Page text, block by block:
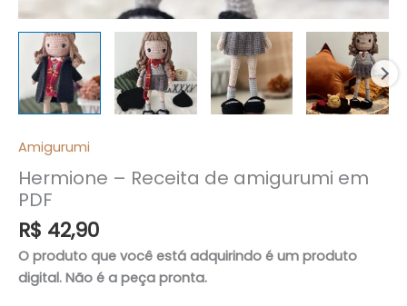
Amigurumi
Hermione – Receita de amigurumi em
PDF
R$ 42,90
O produto que você está adquirindo é um produto
digital. Não é a peça pronta.